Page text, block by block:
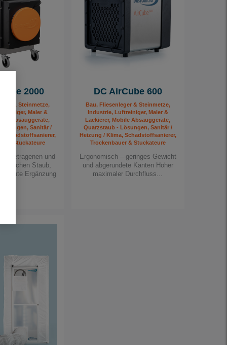
2000
& Steinmetze,
Maler &
Absauggeräte,
Sanitär /
Schadstoffsanierer,
& Stuckateure
luftgetragenen und
Staub,
Gute Ergänzung
DC AirCube 600
Bau, Fliesenleger & Steinmetze,
Industrie, Luftreiniger, Maler &
Lackierer, Mobile Absauggeräte,
Quarzstaub - Lösungen, Sanitär /
Heizung / Klima, Schadstoffsanierer,
Trockenbauer & Stuckateure
Ergonomisch – geringes Gewicht
und abgerundete Kanten Hoher
maximaler Durchfluss...